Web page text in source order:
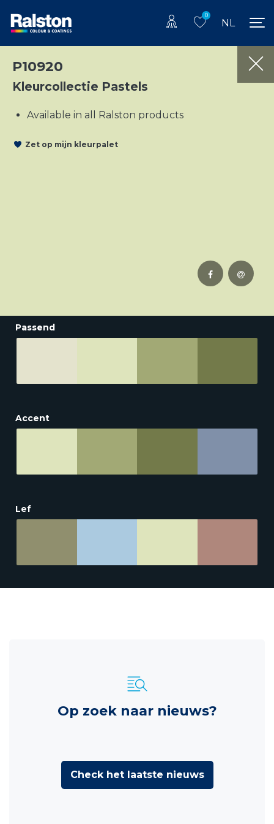
0
NL
P10920
Kleurcollectie Pastels
Available in all Ralston products
Zet op mijn kleurpalet
Passend
Accent
Lef
Op zoek naar nieuws?
Check het laatste nieuws